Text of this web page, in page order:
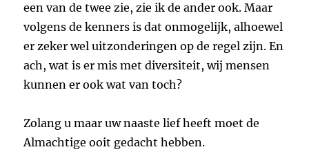
een van de twee zie, zie ik de ander ook. Maar
volgens de kenners is dat onmogelijk, alhoewel
er zeker wel uitzonderingen op de regel zijn. En
ach, wat is er mis met diversiteit, wij mensen
kunnen er ook wat van toch?
Zolang u maar uw naaste lief heeft moet de
Almachtige ooit gedacht hebben.